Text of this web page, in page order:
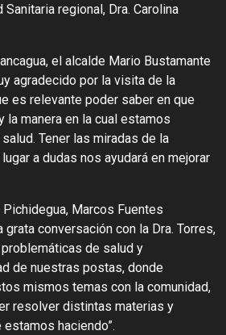
regional, Dra. Carolina
el alcalde Mario Bustamante
agradecido por la visita de la
es relevante poder saber en que
manera en la cual estamos
Tener las miradas de la
a dudas nos ayudará en mejorar
Marcos Fuentes
grata conversación con la Dra. Torres,
de salud y
de nuestras postas, donde
mismos temas con la comunidad,
resolver distintas materias y
haciendo”.